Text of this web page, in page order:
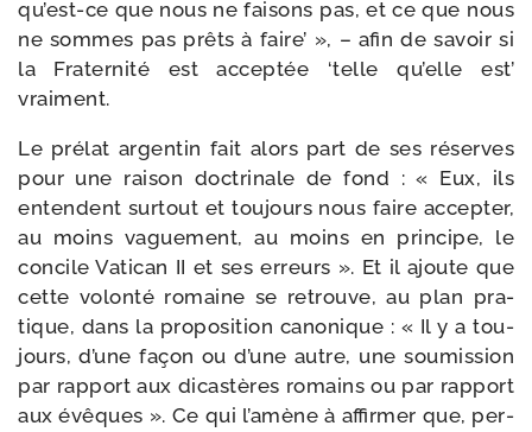
qu’est-ce que nous ne fai­sons pas, et ce que nous
ne sommes pas prêts à faire’ », – afin de savoir si
la Fraternité est accep­tée ‘telle qu’elle est’
vraiment.
Le pré­lat argen­tin fait alors part de ses réserves
pour une rai­son doc­tri­nale de fond : « Eux, ils
entendent sur­tout et tou­jours nous faire accep­ter,
au moins vague­ment, au moins en prin­cipe, le
concile Vatican II et ses erreurs ». Et il ajoute que
cette volon­té romaine se retrouve, au plan pra­
tique, dans la pro­po­si­tion cano­nique : « Il y a tou­
jours, d’une façon ou d’une autre, une sou­mis­sion
par rap­port aux dicas­tères romains ou par rap­port
aux évêques ». Ce qui l’amène à affir­mer que, per­